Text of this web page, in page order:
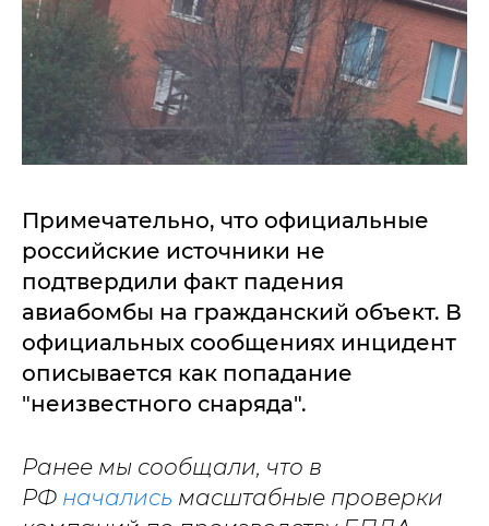
Примечательно, что официальные
российские источники не
подтвердили факт падения
авиабомбы на гражданский объект. В
официальных сообщениях инцидент
описывается как попадание
"неизвестного снаряда".
Ранее мы сообщали, что в
РФ начались масштабные проверки